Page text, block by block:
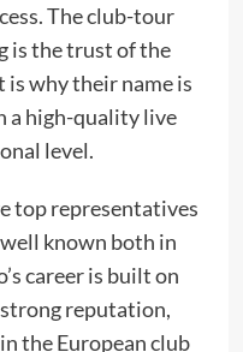
The club-tour
is the trust of the
is why their name is
a high-quality live
level.
top representatives
known both in
career is built on
reputation,
the European club